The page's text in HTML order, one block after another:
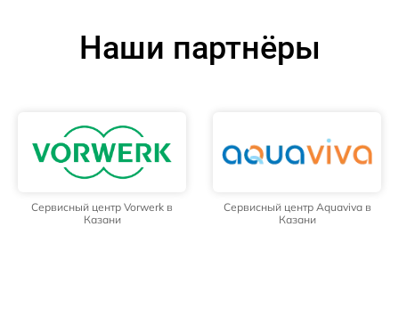
Наши партнёры
Сервисный центр Vorwerk в
Казани
Сервисный центр Aquaviva в
Казани